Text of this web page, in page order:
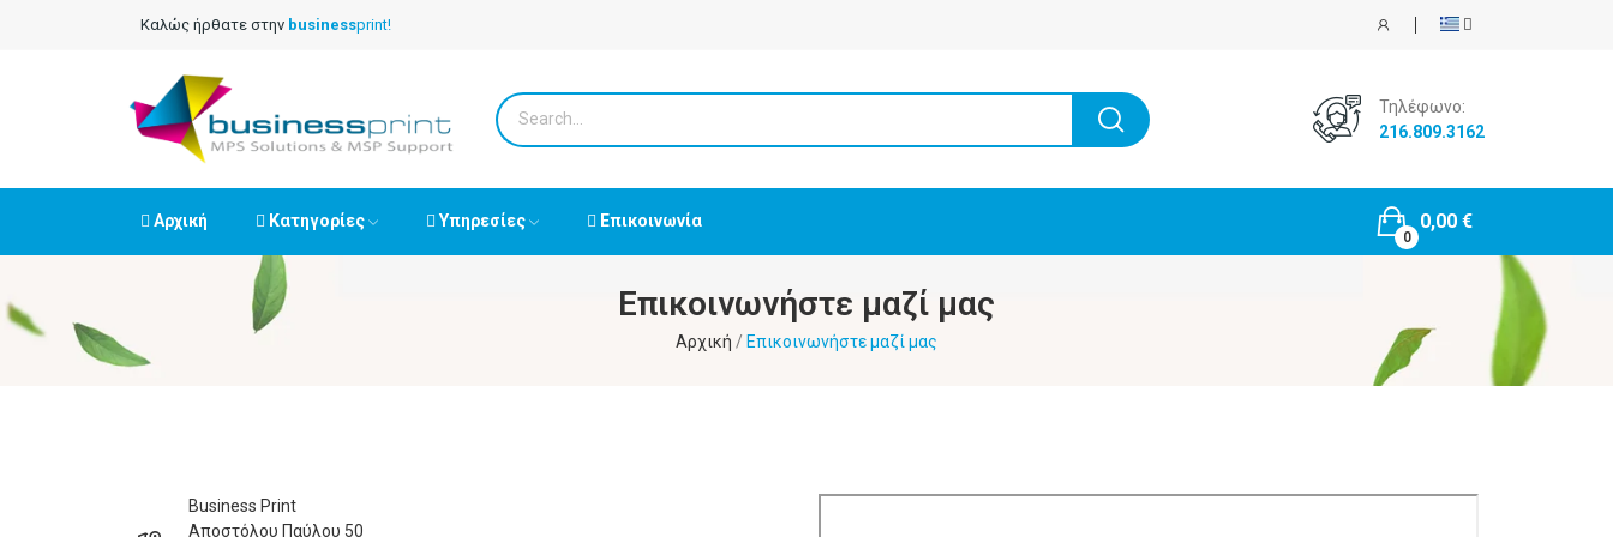
Καλώς ήρθατε στην businessprint!
Τηλέφωνο:
216.809.3162
Αρχική Κατηγορίες Υπηρεσίες Επικοινωνία 0,00 €
0
Επικοινωνήστε μαζί μας
Αρχική Επικοινωνήστε μαζί μας
Business Print
Αποστόλου Παύλου 50